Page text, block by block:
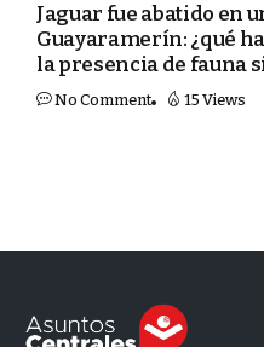
Jaguar fue abatido en
Guayaramerín: ¿qué
la presencia de fauna
No Comment 15 Views